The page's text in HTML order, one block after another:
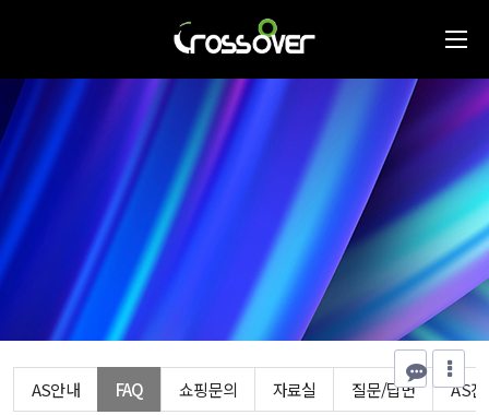
AS안내 FAQ 쇼핑문의 자료실 질문/답변 AS진